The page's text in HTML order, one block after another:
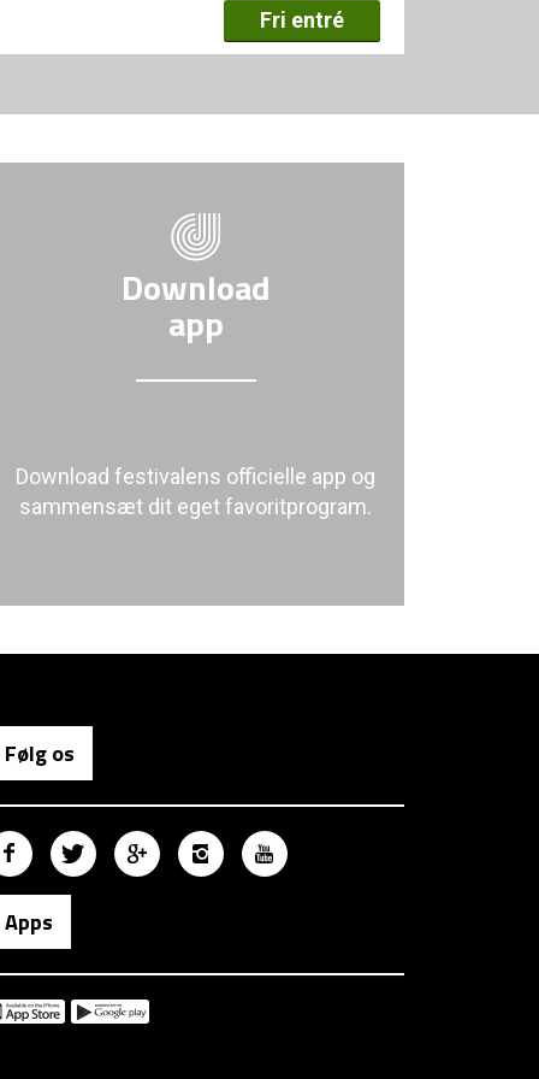
Fri entré
Download
app
Download festivalens officielle app og
sammensæt dit eget favoritprogram.
Følg os
Apps